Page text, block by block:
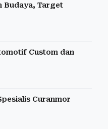
Budaya, Target
Custom dan
Curanmor